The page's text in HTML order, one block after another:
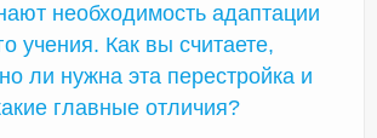
необходимость адаптации
учения. Как вы считаете,
ли нужна эта перестройка и
главные отличия?